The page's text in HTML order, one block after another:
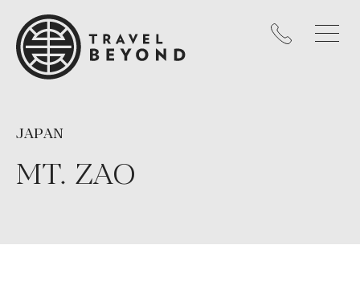
MT. ZAO
JAPAN